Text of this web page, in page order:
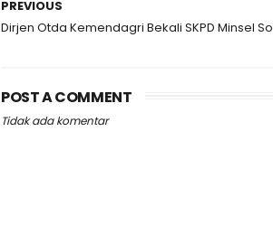
PREVIOUS
Dirjen Otda Kemendagri Bekali SKPD Minsel
POST A COMMENT
Tidak ada komentar